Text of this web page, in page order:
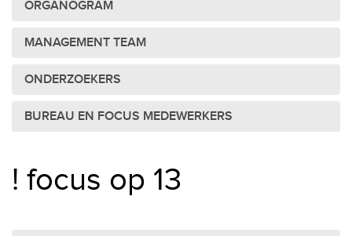
ORGANOGRAM
MANAGEMENT TEAM
ONDERZOEKERS
BUREAU EN FOCUS MEDEWERKERS
! focus op 13